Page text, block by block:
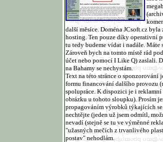
další měsíce. Doména JCsoft.cz
hosting. Ten pouze díky operativní
tu tedy budeme vídat i nadále. Máte
Zároveň bych na tomto místě rád
účet nebo pomocí I Like Q) zaslali.
na Bahamy se nechystám.
Text na této stránce o
formu financování dalšího provozu
spolupráce. K dispozici je i
obrázku u tohoto sloupku). Prosím
propagováním výrobků týkajících
nechtějte (jeden už jsem odmítl,
nevadí (stejně se tu ve výměnné
"užasných mečích z trvanlivého
postav" nehodlám.